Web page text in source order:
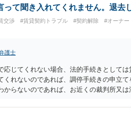
な対応をしてもらえなくなるなど、事実上
って聞き入れてくれません。退去
交渉 #賃貸契約トラブル #契約解除 #オーナー
護士
応じてくれない場合、法的手続きとして
くれないのであれば、調停手続きの申立
からないのであれば、お近くの裁判所又は